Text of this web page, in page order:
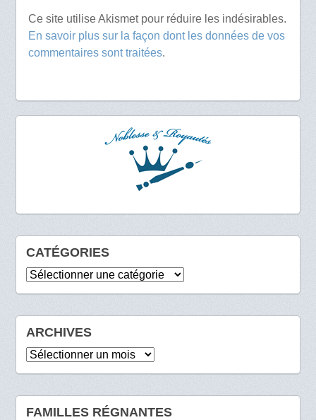
Ce site utilise Akismet pour réduire les indésirables.
En savoir plus sur la façon dont les données de vos
commentaires sont traitées.
CATÉGORIES
Catégories
ARCHIVES
Archives
FAMILLES RÉGNANTES